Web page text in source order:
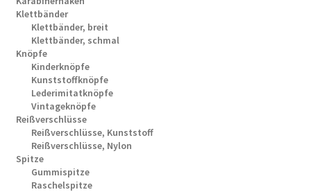
Klettbänder
Klettbänder, breit
Klettbänder, schmal
Knöpfe
Kinderknöpfe
Kunststoffknöpfe
Lederimitatknöpfe
Vintageknöpfe
Reißverschlüsse
Reißverschlüsse, Kunststoff
Reißverschlüsse, Nylon
Spitze
Gummispitze
Raschelspitze